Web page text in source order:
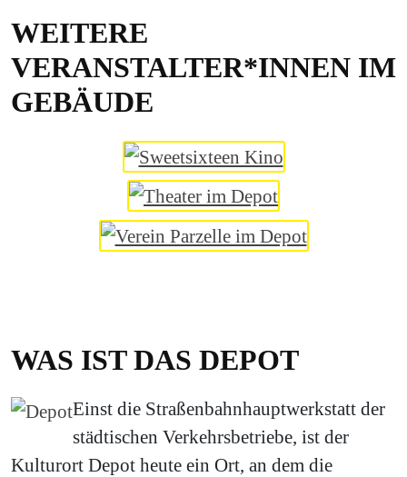
WEITERE
VERANSTALTER*INNEN IM
GEBÄUDE
WAS IST DAS DEPOT
Einst die Straßenbahnhauptwerkstatt der
städtischen Verkehrsbetriebe, ist der
Kulturort Depot heute ein Ort, an dem die